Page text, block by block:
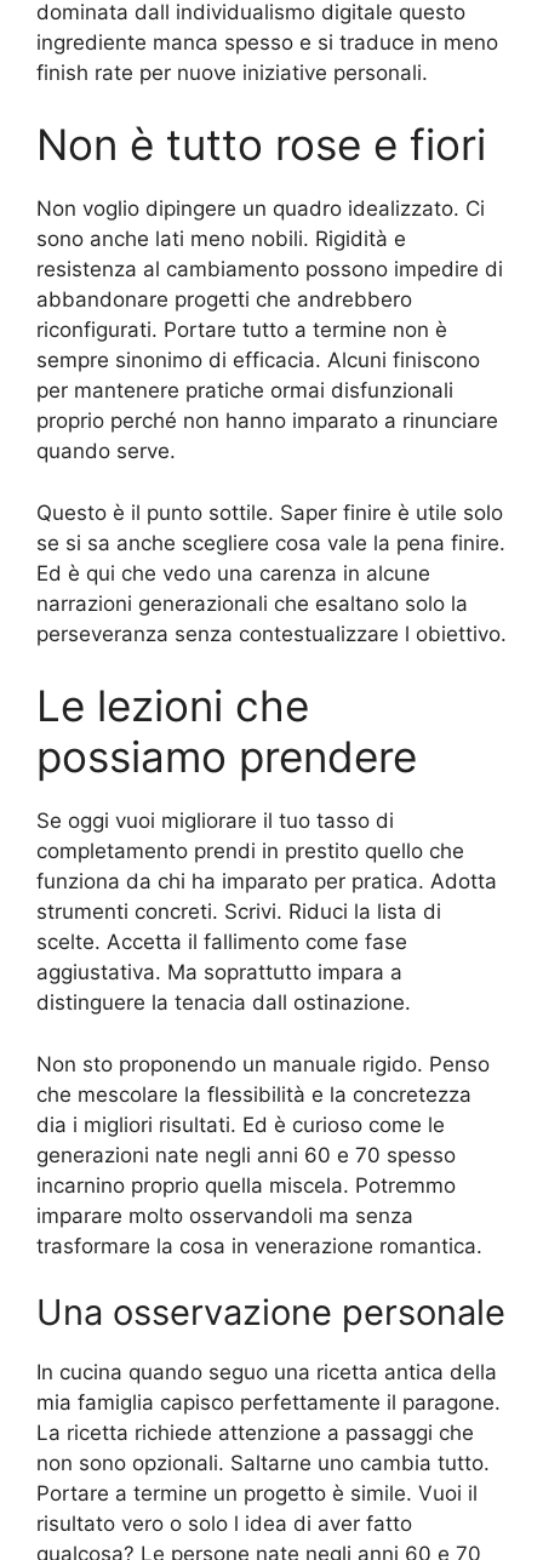
dominata dall individualismo digitale questo
ingrediente manca spesso e si traduce in meno
finish rate per nuove iniziative personali.
Non è tutto rose e fiori
Non voglio dipingere un quadro idealizzato. Ci
sono anche lati meno nobili. Rigidità e
resistenza al cambiamento possono impedire di
abbandonare progetti che andrebbero
riconfigurati. Portare tutto a termine non è
sempre sinonimo di efficacia. Alcuni finiscono
per mantenere pratiche ormai disfunzionali
proprio perché non hanno imparato a rinunciare
quando serve.
Questo è il punto sottile. Saper finire è utile solo
se si sa anche scegliere cosa vale la pena finire.
Ed è qui che vedo una carenza in alcune
narrazioni generazionali che esaltano solo la
perseveranza senza contestualizzare l obiettivo.
Le lezioni che
possiamo prendere
Se oggi vuoi migliorare il tuo tasso di
completamento prendi in prestito quello che
funziona da chi ha imparato per pratica. Adotta
strumenti concreti. Scrivi. Riduci la lista di
scelte. Accetta il fallimento come fase
aggiustativa. Ma soprattutto impara a
distinguere la tenacia dall ostinazione.
Non sto proponendo un manuale rigido. Penso
che mescolare la flessibilità e la concretezza
dia i migliori risultati. Ed è curioso come le
generazioni nate negli anni 60 e 70 spesso
incarnino proprio quella miscela. Potremmo
imparare molto osservandoli ma senza
trasformare la cosa in venerazione romantica.
Una osservazione personale
In cucina quando seguo una ricetta antica della
mia famiglia capisco perfettamente il paragone.
La ricetta richiede attenzione a passaggi che
non sono opzionali. Saltarne uno cambia tutto.
Portare a termine un progetto è simile. Vuoi il
risultato vero o solo l idea di aver fatto
qualcosa? Le persone nate negli anni 60 e 70